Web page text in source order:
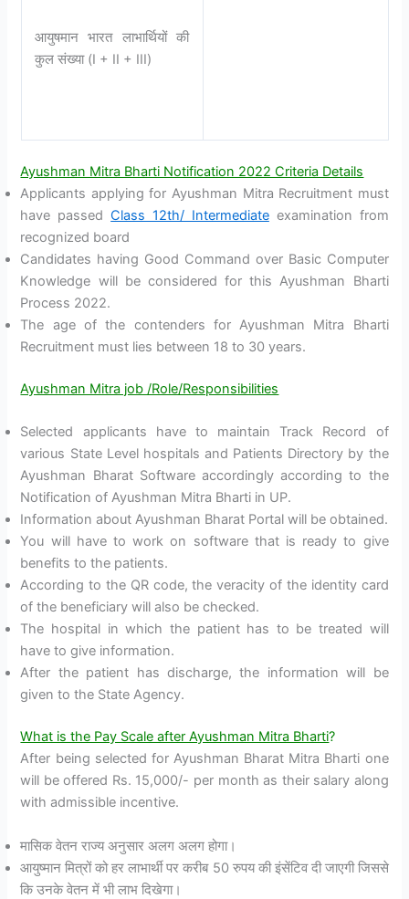
आयुषमान भारत लाभार्थियों की
कुल संख्या (I + II + III)
Ayushman Mitra Bharti Notification 2022 Criteria Details
Applicants applying for Ayushman Mitra Recruitment must
have passedClass 12th/ Intermediateexamination from
recognized board
Candidates having Good Command over Basic Computer
Knowledge will be considered for this Ayushman Bharti
Process 2022.
The age of the contenders for Ayushman Mitra Bharti
Recruitment must lies between 18 to 30 years.
Ayushman Mitra job /Role/Responsibilities
Selected applicants have to maintain Track Record of
various State Level hospitals and Patients Directory by the
Ayushman Bharat Software accordingly according to the
Notification of Ayushman Mitra Bharti in UP.
Information about Ayushman Bharat Portal will be obtained.
You will have to work on software that is ready to give
benefits to the patients.
According to the QR code, the veracity of the identity card
of the beneficiary will also be checked.
The hospital in which the patient has to be treated will
have to give information.
After the patient has discharge, the information will be
given to the State Agency.
What is the Pay Scale after Ayushman Mitra Bharti?
After being selected for Ayushman Bharat Mitra Bharti one
will be offered Rs. 15,000/- per month as their salary along
with admissible incentive.
मासिक वेतन राज्य अनुसार अलग अलग होगा।
आयुष्मान मित्रों को हर लाभार्थी पर करीब 50 रुपय की इंसेंटिव दी जाएगी जिससे
कि उनके वेतन में भी लाभ दिखेगा।